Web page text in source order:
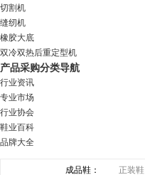
切割机
缝纫机
橡胶大底
双冷双热后重定型机
产品采购分类导航
行业资讯
专业市场
行业协会
鞋业百科
品牌大全
成品鞋： 正装鞋